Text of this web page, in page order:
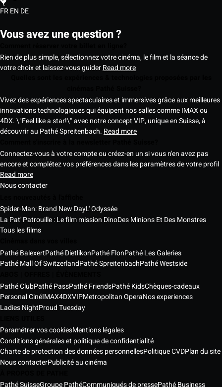
FREN DE
Vous avez une question ?
Rien de plus simple, sélectionnez votre cinéma, le film et la séance de
votre choix et laissez-vous guiderRead more
Vivez des expériences spectaculaires et immersives grâce aux meilleures
innovations technologiques qui équipent nos salles comme IMAX ou
4DX. \"Feel like a star!\" avec notre concept VIP, unique en Suisse, à
découvrir au Pathé Spreitenbach. Read more
Connectez-vous à votre compte ou créez-en un si vous n'en avez pas
encore et complétez vos préférences dans les paramètres de votre profil
Read more
Nous contacter
Spider-Man: Brand New DayL' Odyssée
La Pat' Patrouille : Le film mission DinoDes Minions Et Des Monstres
Tous les films
Pathé BalexertPathé DietlikonPathé FlonPathé Les Galeries
Pathé Mall Of SwitzerlandPathé SpreitenbachPathé Westside
Pathé ClubPathé PassPathé FriendsPathé KidsChèques-cadeaux
Personal CinéIMAX4DXVIPMetropolitan OperaNos experiences
Ladies NightProud Tuesday
Paramétrer vos cookiesMentions légales
Conditions générales et politique de confidentialité
Charte de protection des données personnellesPolitique CVDPlan du site
Nous contacterPublicité au cinéma
Pathé SuisseGroupe PathéCommuniqués de pressePathé Business